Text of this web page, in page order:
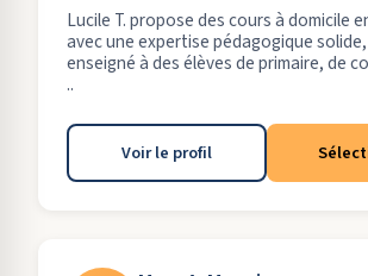
Lucile T. propose des cours à domicile
avec une expertise pédagogique
enseigné à des élèves de primaire, de
..
Voir le profil